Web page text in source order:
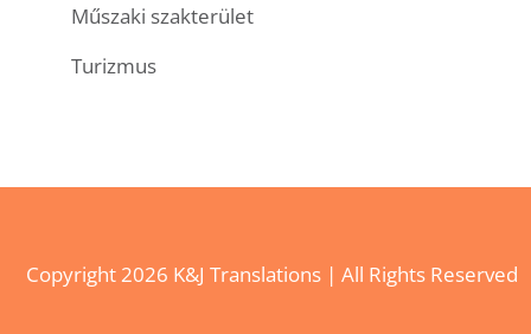
Műszaki szakterület
Turizmus
Copyright2026 K&J Translations | All Rights Reserved